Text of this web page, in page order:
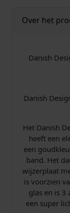
Over het
Danish
Danish
Het Danish
heeft een
een
band. Het
wijzerplaat
is voorzien
glas en is
een super